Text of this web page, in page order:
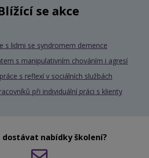
se akce
s lidmi se syndromem demence
s manipulativním chováním i agresí
s reflexí v sociálních službách
při individuální práci s klienty
dostávat nabídky školení?